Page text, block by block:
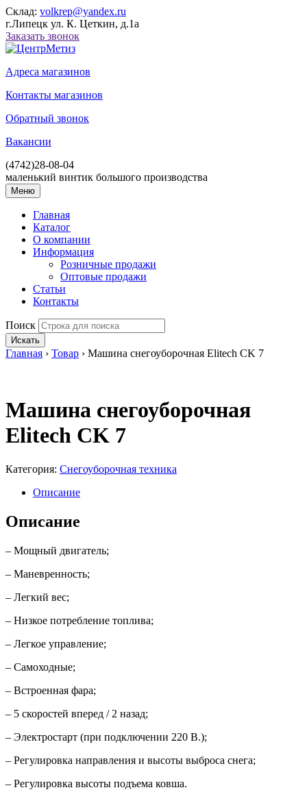
Склад: volkrep@yandex.ru
г.Липецк ул. К. Цеткин, д.1а
Заказать звонок
Адреса магазинов
Контакты магазинов
Обратный звонок
Вакансии
(4742)28-08-04
маленький винтик большого производства
Меню
Главная
Каталог
О компании
Информация
Розничные продажи
Оптовые продажи
Статьи
Контакты
Поиск
Искать
Главная › Товар › Машина снегоуборочная Elitech CK 7
Машина снегоуборочная
Elitech CK 7
Категория: Снегоуборочная техника
Описание
Описание
– Мощный двигатель;
– Маневренность;
– Легкий вес;
– Низкое потребление топлива;
– Легкое управление;
– Самоходные;
– Встроенная фара;
– 5 скоростей вперед / 2 назад;
– Электростарт (при подключении 220 В.);
– Регулировка направления и высоты выброса снега;
– Регулировка высоты подъема ковша.